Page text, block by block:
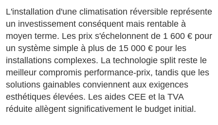
L'installation d'une climatisation réversible représente
un investissement conséquent mais rentable à
moyen terme. Les prix s'échelonnent de 1 600 € pour
un système simple à plus de 15 000 € pour les
installations complexes. La technologie split reste le
meilleur compromis performance-prix, tandis que les
solutions gainables conviennent aux exigences
esthétiques élevées. Les aides CEE et la TVA
réduite allègent significativement le budget initial.